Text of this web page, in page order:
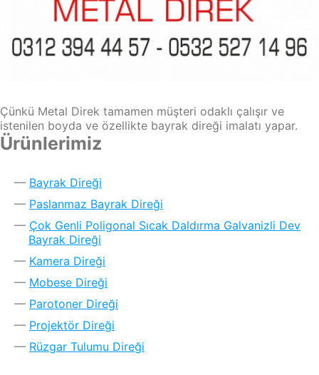
Çünkü Metal Direk tamamen müşteri odaklı çalışır ve
istenilen boyda ve özellikte bayrak direği imalatı yapar.
Ürünlerimiz
Bayrak Direği
Paslanmaz Bayrak Direği
Çok Genli Poligonal Sıcak Daldırma Galvanizli Dev
Bayrak Direği
Kamera Direği
Mobese Direği
Parotoner Direği
Projektör Direği
Rüzgar Tulumu Direği